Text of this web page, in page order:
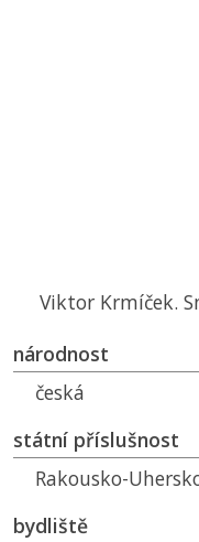
Viktor Krmíček.
národnost
česká
státní příslušnost
Rakousko-
bydliště